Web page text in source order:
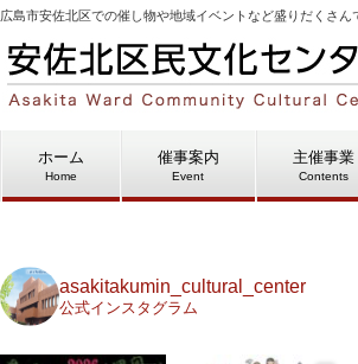
広島市安佐北区での催し物や地域イベントなど盛りだくさ
ホーム
Home
催事案内
Event
主催事業
Contents
asakitakumin_cultural_center
公式インスタグラム